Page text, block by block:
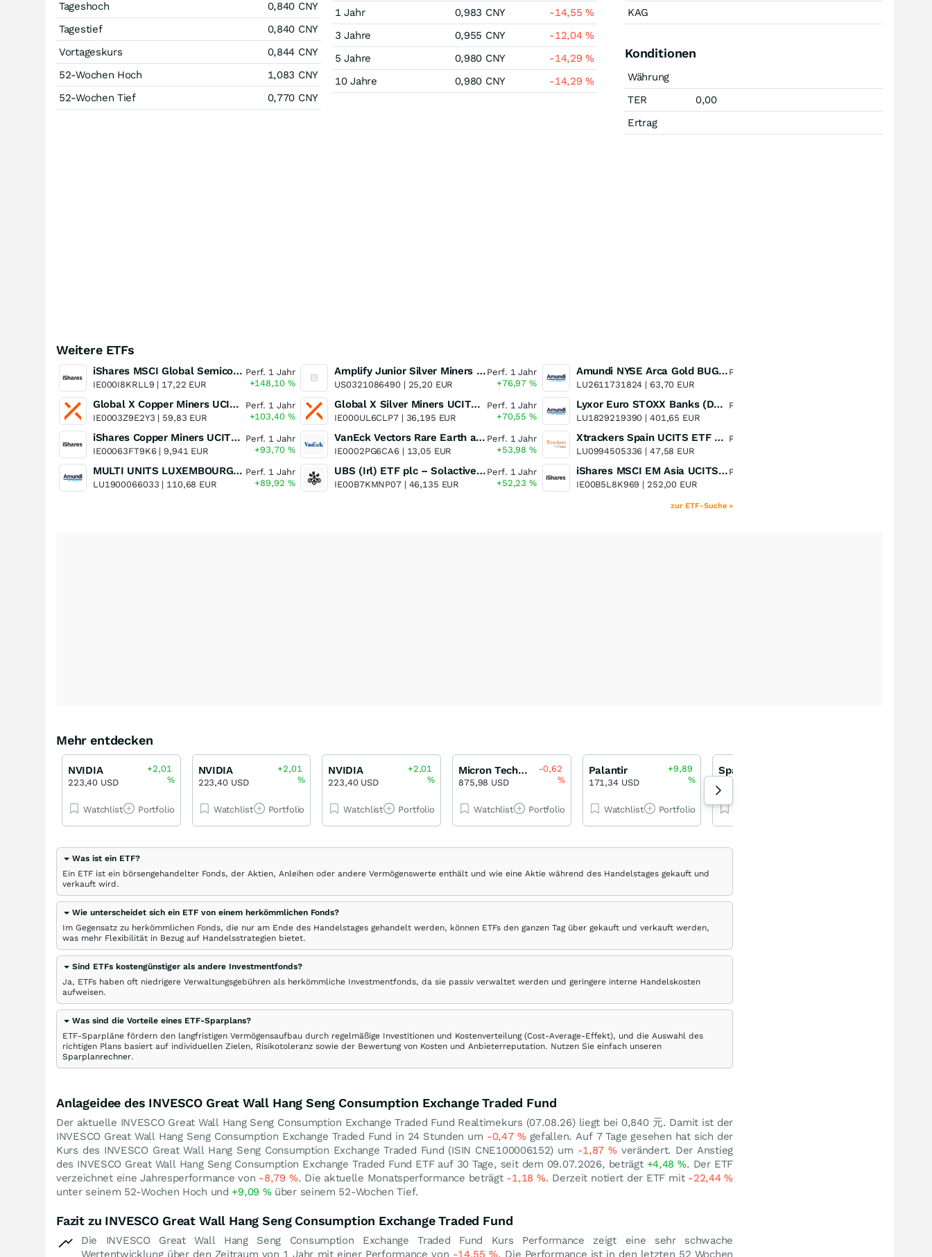
Tageshoch
0,840 CNY
Tagestief
0,840 CNY
Vortageskurs
0,844 CNY
52-Wochen Hoch
1,083 CNY
52-Wochen Tief
0,770 CNY
1 Jahr
0,983 CNY -14,55%
3 Jahre
0,955 CNY -12,04%
5 Jahre
0,980 CNY -14,29%
10 Jahre
0,980 CNY -14,29%
KAG
Konditionen
Währung
TER
0,00
Ertrag
Weitere ETFs
iShares MSCI Global Semiconductors UCITS ETF USD (Acc)
IE000I8KRLL9 | 17,22 EUR
Perf. 1 Jahr
+148,10 %
Global X Copper Miners UCITS ETF USD Acc
IE0003Z9E2Y3 | 59,83 EUR
Perf. 1 Jahr
+103,40 %
iShares Copper Miners UCITS ETF
IE00063FT9K6 |9,941 EUR
Perf. 1 Jahr
+93,70 %
MULTI UNITS LUXEMBOURG - Lyxor MSCI Semiconductors ESG Filtered
LU1900066033 | 110,68 EUR
Perf. 1 Jahr
+89,92 %
Amplify Junior Silver Miners ETF Junior Silver Miners ETF
US0321086490 | 25,20 EUR
Perf. 1 Jahr
+76,97%
Global X Silver Miners UCITS ETF
IE000UL6CLP7 | 36,195 EUR
Perf. 1 Jahr
+70,55%
VanEck Vectors Rare Earth and Strategic Metals UCITS ETF
IE0002PG6CA6 | 13,05 EUR
Perf. 1 Jahr
+53,98%
UBS (Irl) ETF plc – Solactive Global Pure Gold Miners UCITS ETF - A Dis USD o.N.
IE00B7KMNP07 | 46,135 EUR
Perf. 1 Jahr
+52,23%
Amundi NYSE Arca Gold BUGS UCITS ETF Dist
LU2611731824 | 63,70 EUR
Perf. 1 Jahr
Lyxor Euro STOXX Banks (DR) UCITS ETF- Acc
LU1829219390 | 401,65 EUR
Perf. 1 Jahr
Xtrackers Spain UCITS ETF Distribution
LU0994505336 | 47,58 EUR
Perf. 1 Jahr
iShares MSCI EM Asia UCITS ETF
IE00B5L8K969 | 252,00 EUR
Perf. 1 Jahr
zur ETF-Suche »
Mehr entdecken
NVIDIA
223,40 USD
+2,01
%
Watchlist Portfolio
NVIDIA
223,40 USD
+2,01
%
Watchlist Portfolio
NVIDIA
223,40 USD
+2,01
%
Watchlist Portfolio
Micron Technology
875,98 USD
-0,62
%
Watchlist Portfolio
Palantir
171,34 USD
+9,89
%
Watchlist Portfolio
SpaceX
Was ist ein ETF?
Ein ETF ist ein börsengehandelter Fonds, der Aktien, Anleihen oder andere Vermögenswerte enthält und wie eine Aktie während des Handelstages gekauft und
verkauft wird.
Wie unterscheidet sich ein ETF von einem herkömmlichen Fonds?
Im Gegensatz zu herkömmlichen Fonds, die nur am Ende des Handelstages gehandelt werden, können ETFs den ganzen Tag über gekauft und verkauft werden,
was mehr Flexibilität in Bezug auf Handelsstrategien bietet.
Sind ETFs kostengünstiger als andere Investmentfonds?
Ja, ETFs haben oft niedrigere Verwaltungsgebühren als herkömmliche Investmentfonds, da sie passiv verwaltet werden und geringere interne Handelskosten
aufweisen.
Was sind die Vorteile eines ETF-Sparplans?
ETF-Sparpläne fördern den langfristigen Vermögensaufbau durch regelmäßige Investitionen und Kostenverteilung (Cost-Average-Effekt), und die Auswahl des
richtigen Plans basiert auf individuellen Zielen, Risikotoleranz sowie der Bewertung von Kosten und Anbieterreputation. Nutzen Sie einfach unseren
Sparplanrechner.
Anlageidee des INVESCO Great Wall Hang Seng Consumption Exchange Traded Fund
Der aktuelle INVESCO Great Wall Hang Seng Consumption Exchange Traded Fund Realtimekurs (07.08.26) liegt bei 0,840 元. Damit ist der
INVESCO Great Wall Hang Seng Consumption Exchange Traded Fund in 24 Stunden um -0,47 %gefallen. Auf 7 Tage gesehen hat sich der
Kurs des INVESCO Great Wall Hang Seng Consumption Exchange Traded Fund (ISIN CNE100006152) um -1,87%verändert. Der Anstieg
des INVESCO Great Wall Hang Seng Consumption Exchange Traded Fund ETF auf 30 Tage, seit dem 09.07.2026, beträgt +4,48%. Der ETF
verzeichnet eine Jahresperformance von -8,79 %. Die aktuelle Monatsperformance beträgt -1,18 %. Derzeit notiert der ETF mit -22,44%
unter seinem 52-Wochen Hoch und +9,09 %über seinem 52-Wochen Tief.
Fazit zu INVESCO Great Wall Hang Seng Consumption Exchange Traded Fund
Die INVESCO Great Wall Hang Seng Consumption Exchange Traded Fund Kurs Performance zeigt eine sehr schwache
Wertentwicklung über den Zeitraum von 1 Jahr mit einer Performance von -14,55%. Die Performance ist in den letzten 52 Wochen